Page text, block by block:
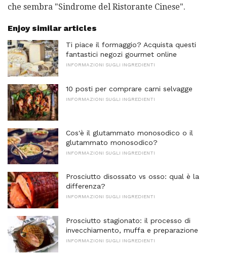
che sembra "Sindrome del Ristorante Cinese".
Enjoy similar articles
Ti piace il formaggio? Acquista questi
fantastici negozi gourmet online
INFORMAZIONI SUGLI INGREDIENTI
10 posti per comprare carni selvagge
INFORMAZIONI SUGLI INGREDIENTI
Cos'è il glutammato monosodico o il
glutammato monosodico?
INFORMAZIONI SUGLI INGREDIENTI
Prosciutto disossato vs osso: qual è la
differenza?
INFORMAZIONI SUGLI INGREDIENTI
Prosciutto stagionato: il processo di
invecchiamento, muffa e preparazione
INFORMAZIONI SUGLI INGREDIENTI